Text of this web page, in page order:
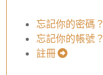
忘記你的密碼？
忘記你的帳號？
註冊